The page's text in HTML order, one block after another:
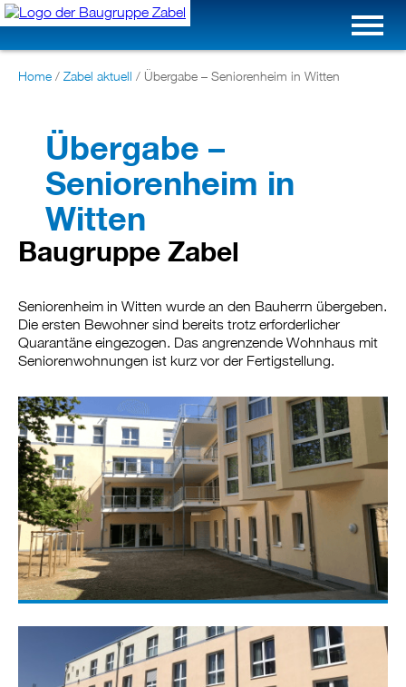
Home / Zabel aktuell / Übergabe – Seniorenheim in Witten
Übergabe –
Seniorenheim in
Witten
Baugruppe Zabel
Seniorenheim in Witten wurde an den Bauherrn übergeben.
Die ersten Bewohner sind bereits trotz erforderlicher
Quarantäne eingezogen. Das angrenzende Wohnhaus mit
Seniorenwohnungen ist kurz vor der Fertigstellung.